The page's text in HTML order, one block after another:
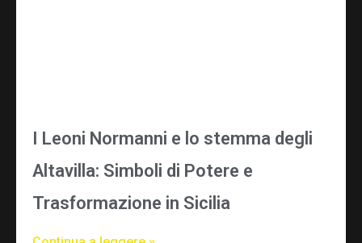
I Leoni Normanni e lo stemma degli
Altavilla: Simboli di Potere e
Trasformazione in Sicilia